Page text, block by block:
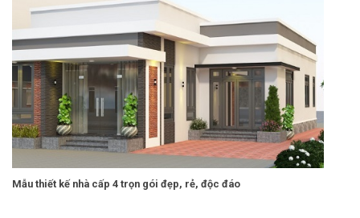
Mẫu thiết kế nhà cấp 4 trọn gói đẹp, rẻ, độc đáo